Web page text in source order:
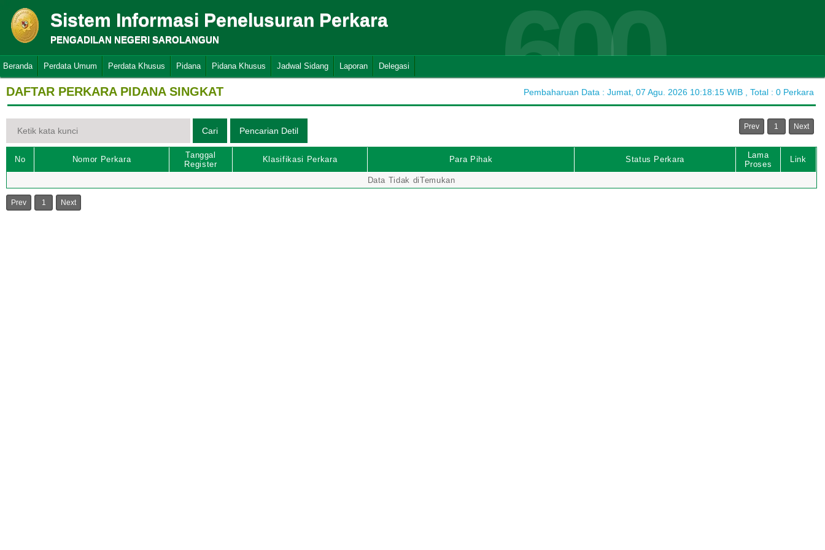
Sistem Informasi Penelusuran Perkara
PENGADILAN NEGERI SAROLANGUN 600
Beranda Perdata Umum Perdata Khusus Pidana Pidana Khusus Jadwal Sidang Laporan Delegasi
DAFTAR PERKARA PIDANA SINGKAT Pembaharuan Data : Jumat, 07 Agu. 2026 10:18:15 WIB , Total : 0 Perkara
Prev 1 Next
No Nomor Perkara
Tanggal
Register
Klasifikasi Perkara Para Pihak Status Perkara
Lama
Proses
Link
Data Tidak diTemukan
Prev 1 Next